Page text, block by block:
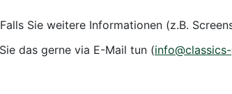
Sie weitere Informationen (z.B.
das gerne via E-Mail tun (